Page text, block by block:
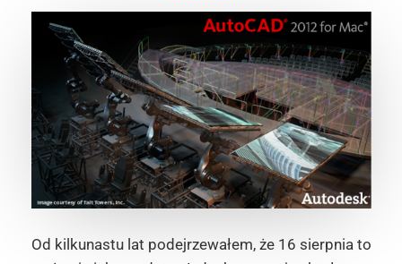
Od kilkunastu lat podejrzewałem, że 16 sierpnia to